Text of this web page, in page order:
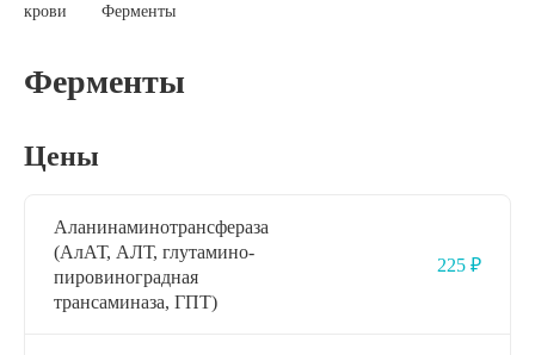
крови
Ферменты
Ферменты
Цены
Аланинаминотрансфераза
(АлАТ, АЛТ, глутамино-
пировиноградная
трансаминаза, ГПТ)
225 ₽